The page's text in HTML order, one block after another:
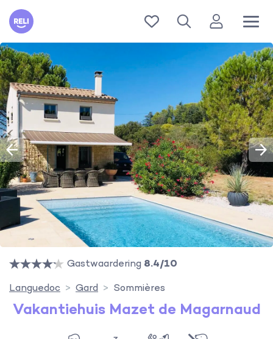
Reli
Gastwaardering 8.4/10
Languedoc
Gard Sommières
Vakantiehuis Mazet de Magarnaud